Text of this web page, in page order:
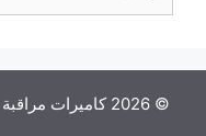
© 2026 كاميرات مراقبة